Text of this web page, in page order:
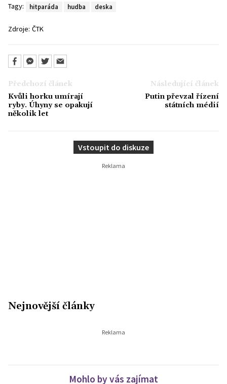
Tagy: hitparáda hudba deska
Zdroje: ČTK
Předchozí článek
Kvůli horku umírají
ryby. Úhyny se opakují
několik let
Následující článek
Putin převzal řízení
státních médií
Vstoupit do diskuze
Nejnovější články
Mohlo by vás zajímat